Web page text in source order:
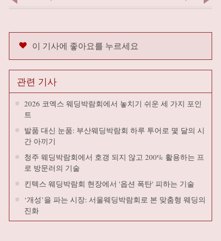
이 기사에 좋아요를 누르세요
관련 기사
2026 코엑스 웨딩박람회에서 놓치기 쉬운 세 가지 포인
트
발품 대신 눈품: 부산웨딩박람회 하루 투어로 몇 달의 시
간 아끼기
청주 웨딩박람회에서 호갱 되지 않고 200% 활용하는 프
로 방문러의 기술
킨텍스 웨딩박람회 현장에서 '옵션 폭탄' 피하는 기술
‘개성’을 파는 시장: 서울웨딩박람회로 본 맞춤형 웨딩의
진화